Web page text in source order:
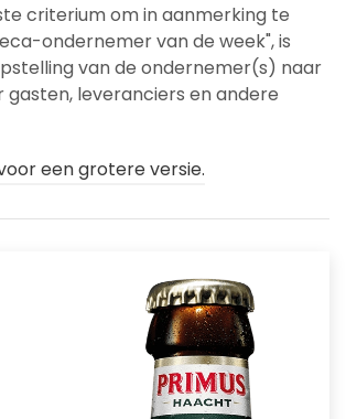
criterium om in aanmerking te
ondernemer van de week", is
van de ondernemer(s) naar
gasten, leveranciers en andere
een grotere versie.